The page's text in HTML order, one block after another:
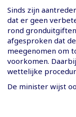
Sinds zijn
dat er geen
rond
afgesproken dat
meegenomen om
voorkomen.
wettelijke
De minister wijst